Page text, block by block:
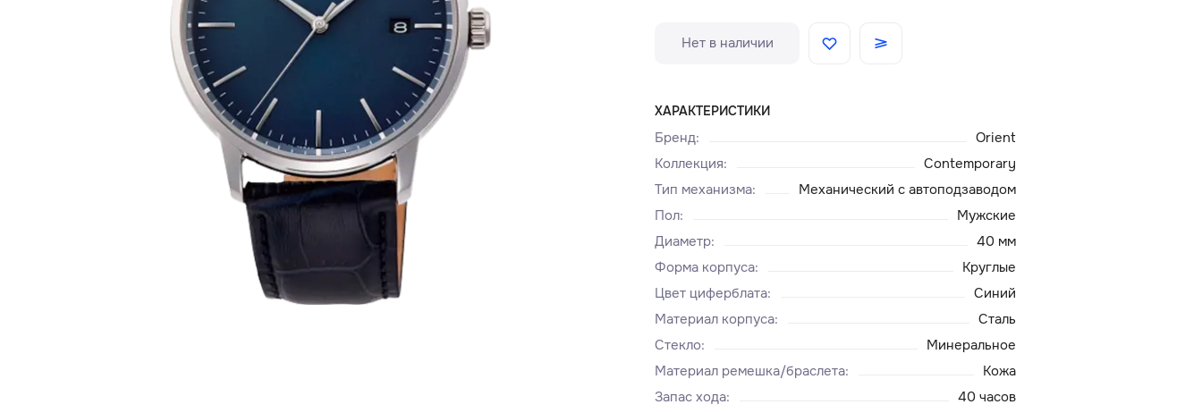
Нет в наличии
ХАРАКТЕРИСТИКИ
Бренд:
Orient
Коллекция:
Contemporary
Тип механизма:
Механический с автоподзаводом
Пол:
Мужские
Диаметр:
40 мм
Форма корпуса:
Круглые
Цвет циферблата:
Синий
Материал корпуса:
Сталь
Стекло:
Минеральное
Материал ремешка/браслета:
Кожа
Запас хода:
40 часов
Главная
Доставка и оплата
Сервисный центр